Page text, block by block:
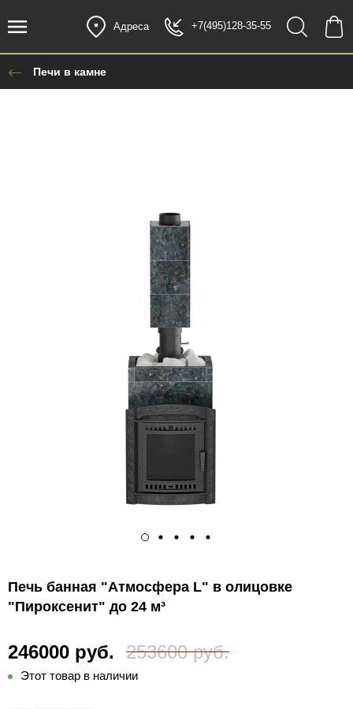
Адреса +7(495)128-35-55
Печи в камне
Печь банная "Атмосфера L" в олицовке
"Пироксенит" до 24 м³
246000 руб. 253600 руб.
Этот товар в наличии